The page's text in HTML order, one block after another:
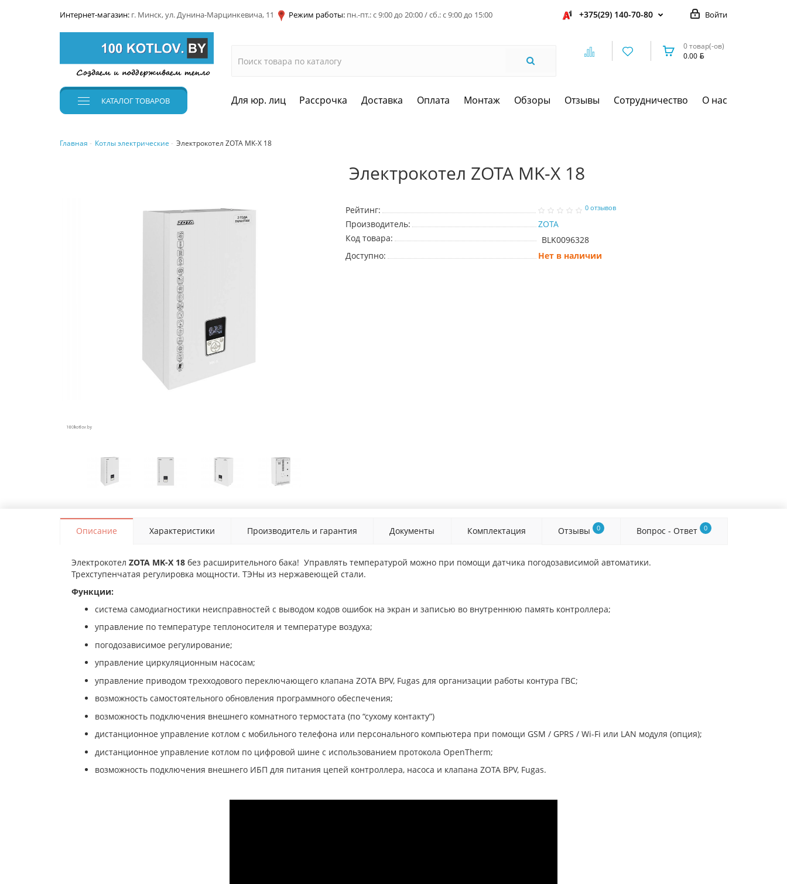
Интернет-магазин: г. Минск, ул. Дунина-Марцинкевича, 11 Режим работы: пн.-пт.: с 9:00 до 20:00 / сб.: с 9:00 до 15:00 Войти
+375(29) 140-70-80
0 товар(-ов)
0.00
КАТАЛОГТОВАРОВ Для юр. лиц Рассрочка Доставка Оплата Монтаж Обзоры Отзывы Сотрудничество О нас
Главная Котлы электрические Электрокотел ZOTA MK-X 18
Электрокотел ZOTA MK-X 18
Рейтинг: 0 отзывов
Производитель:
ZOTA
Код товара:
BLK0096328
Доступно:
Нет в наличии
Описание Характеристики Производитель и гарантия Документы Комплектация Отзывы 0 Вопрос - Ответ 0
Электрокотел ZOTA MK-X 18 без расширительного бака! Управлять температурой можно при помощи датчика погодозависимой автоматики.
Трехступенчатая регулировка мощности. ТЭНы из нержавеющей стали.
Функции:
система самодиагностики неисправностей с выводом кодов ошибок на экран и записью во внутреннюю память контроллера;
управление по температуре теплоносителя и температуре воздуха;
погодозависимое регулирование;
управление циркуляционным насосам;
управление приводом трехходового переключающего клапана ZOTA BPV, Fugas для организации работы контура ГВС;
возможность самостоятельного обновления программного обеспечения;
возможность подключения внешнего комнатного термостата (по “сухому контакту”)
дистанционное управление котлом с мобильного телефона или персонального компьютера при помощи GSM / GPRS / Wi-Fi или LAN модуля (опция);
дистанционное управление котлом по цифровой шине с использованием протокола OpenTherm;
возможность подключения внешнего ИБП для питания цепей контроллера, насоса и клапана ZOTA BPV, Fugas.